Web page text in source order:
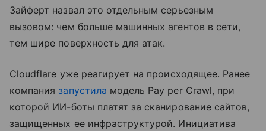
Зайферт назвал это отдельным серьезным
вызовом: чем больше машинных агентов в сети,
тем шире поверхность для атак.
Cloudflare уже реагирует на происходящее. Ранее
компания запустила модель Pay per Crawl, при
которой ИИ-боты платят за сканирование сайтов,
защищенных ее инфраструктурой. Инициатива